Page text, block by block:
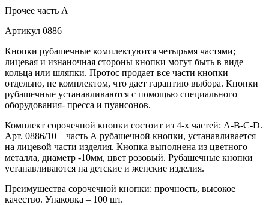
Прочее часть A
Артикул 0886
Кнопки рубашечные комплектуются четырьмя частями;
лицевая и изнаночная стороны кнопки могут быть в виде
кольца или шляпки. Протос продает все части кнопки
отдельно, не комплектом, что дает гарантию выбора. Кнопки
рубашечные устанавливаются с помощью специального
оборудования- пресса и пуансонов.
Комплект сорочечной кнопки состоит из 4-х частей: А-В-С-D.
Арт. 0886/10 – часть А рубашечной кнопки, устанавливается
на лицевой части изделия. Кнопка выполнена из цветного
металла, диаметр -10мм, цвет розовый. Рубашечные кнопки
устанавливаются на детские и женские изделия.
Преимущества сорочечной кнопки: прочность, высокое
качество. Упаковка – 100 шт.